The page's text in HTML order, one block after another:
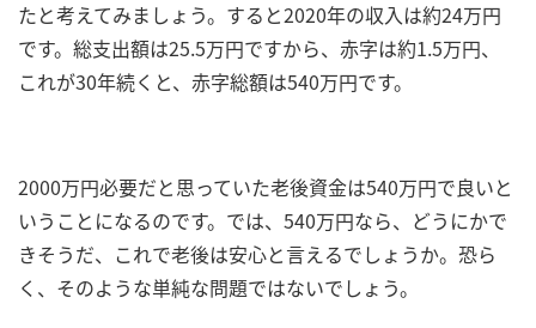
たと考えてみましょう。すると2020年の収入は約24万円
です。総支出額は25.5万円ですから、赤字は約1.5万円、
これが30年続くと、赤字総額は540万円です。
2000万円必要だと思っていた老後資金は540万円で良いと
いうことになるのです。では、540万円なら、どうにかで
きそうだ、これで老後は安心と言えるでしょうか。恐ら
く、そのような単純な問題ではないでしょう。